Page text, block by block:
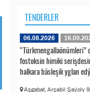
TENDERLER
06.08.2026
fostoksin himiki
halkara bäsleşik yglan
Aşgabat, Arçabil Şaýoly